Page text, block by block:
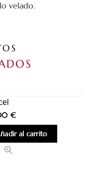
velado.
€
al carrito